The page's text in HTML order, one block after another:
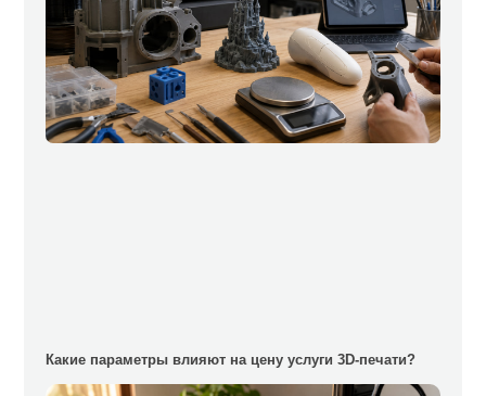
Какие параметры влияют на цену услуги 3D-печати?